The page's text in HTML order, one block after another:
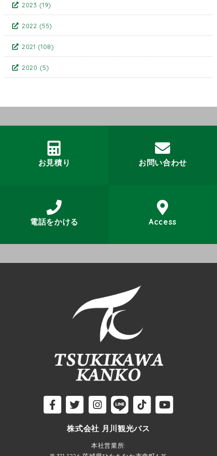
2023 (19)
2022 (55)
2021 (108)
2020 (5)
お見積り お問い合わせ
電話をかける Access
株式会社 月川観光バス
本社営業所: